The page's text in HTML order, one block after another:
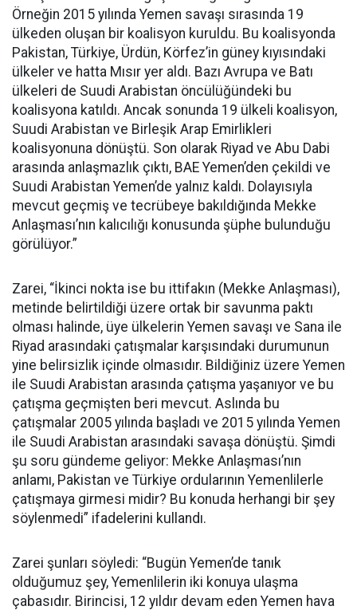
Örneğin 2015 yılında Yemen savaşı sırasında 19
ülkeden oluşan bir koalisyon kuruldu. Bu koalisyonda
Pakistan, Türkiye, Ürdün, Körfez’in güney kıyısındaki
ülkeler ve hatta Mısır yer aldı. Bazı Avrupa ve Batı
ülkeleri de Suudi Arabistan öncülüğündeki bu
koalisyona katıldı. Ancak sonunda 19 ülkeli koalisyon,
Suudi Arabistan ve Birleşik Arap Emirlikleri
koalisyonuna dönüştü. Son olarak Riyad ve Abu Dabi
arasında anlaşmazlık çıktı, BAE Yemen’den çekildi ve
Suudi Arabistan Yemen’de yalnız kaldı. Dolayısıyla
mevcut geçmiş ve tecrübeye bakıldığında Mekke
Anlaşması’nın kalıcılığı konusunda şüphe bulunduğu
görülüyor.”
Zarei, “İkinci nokta ise bu ittifakın (Mekke Anlaşması),
metinde belirtildiği üzere ortak bir savunma paktı
olması halinde, üye ülkelerin Yemen savaşı ve Sana ile
Riyad arasındaki çatışmalar karşısındaki durumunun
yine belirsizlik içinde olmasıdır. Bildiğiniz üzere Yemen
ile Suudi Arabistan arasında çatışma yaşanıyor ve bu
çatışma geçmişten beri mevcut. Aslında bu
çatışmalar 2005 yılında başladı ve 2015 yılında Yemen
ile Suudi Arabistan arasındaki savaşa dönüştü. Şimdi
şu soru gündeme geliyor: Mekke Anlaşması’nın
anlamı, Pakistan ve Türkiye ordularının Yemenlilerle
çatışmaya girmesi midir? Bu konuda herhangi bir şey
söylenmedi” ifadelerini kullandı.
Zarei şunları söyledi: “Bugün Yemen’de tanık
olduğumuz şey, Yemenlilerin iki konuya ulaşma
çabasıdır. Birincisi, 12 yıldır devam eden Yemen hava